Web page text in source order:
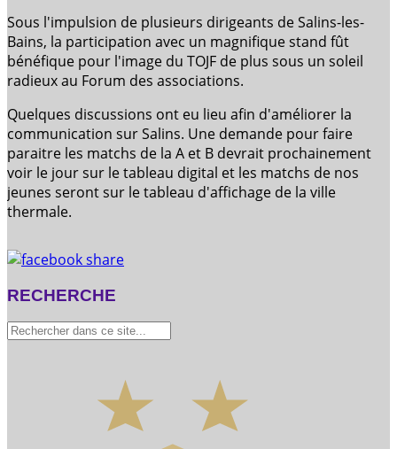
Sous l'impulsion de plusieurs dirigeants de Salins-les-
Bains, la participation avec un magnifique stand fût
bénéfique pour l'image du TOJF de plus sous un soleil
radieux au Forum des associations.
Quelques discussions ont eu lieu afin d'améliorer la
communication sur Salins. Une demande pour faire
paraitre les matchs de la A et B devrait prochainement
voir le jour sur le tableau digital et les matchs de nos
jeunes seront sur le tableau d'affichage de la ville
thermale.
RECHERCHE